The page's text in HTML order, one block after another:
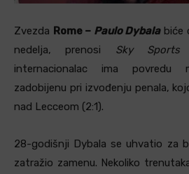
Zvezda Rome – Paulo Dybalabiće
nedelja, prenosi Sky Sports
internacionalac ima povredu
zadobijenu pri izvođenju penala,
nad Lecceom (2:1).
28-godišnji Dybala se uhvatio za
zatražio zamenu. Nekoliko